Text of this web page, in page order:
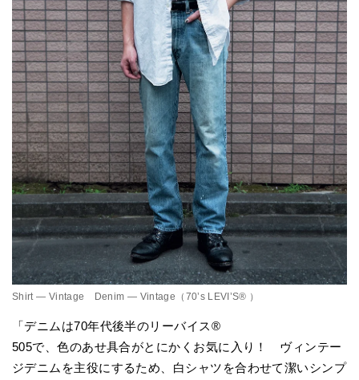
Shirt — Vintage Denim — Vintage（70’s LEVI’S® ）
「デニムは70年代後半のリーバイス®
505で、色のあせ具合がとにかくお気に入り！ ヴィンテー
ジデニムを主役にするため、白シャツを合わせて潔いシンプ